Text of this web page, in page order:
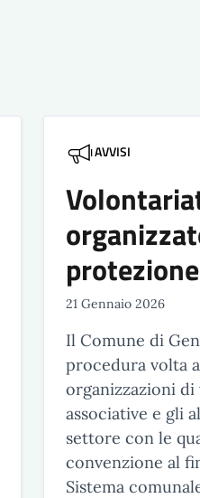
AVVISI
21 Gennaio 2026
Il Comune di
procedura volta
organizzazioni
associative e gli
settore con le
convenzione al
Sistema